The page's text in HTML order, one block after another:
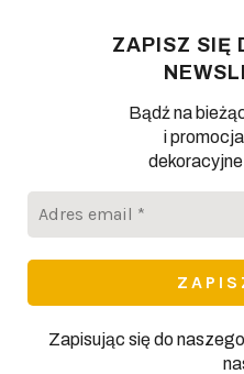
ZAPISZ SIĘ
Bądź na
i
dekoracyjne
Zapisując się do